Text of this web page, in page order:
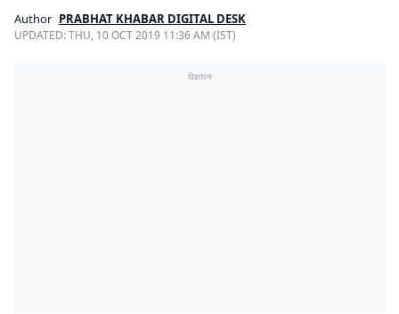
Author PRABHAT KHABAR DIGITAL DESK
UPDATED:THU, 10 OCT 2019 11:36 AM (IST)
विज्ञापन